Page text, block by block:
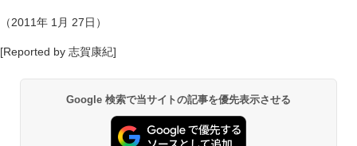
（2011年 1月 27日）
[Reported by 志賀康紀]
Google 検索で当サイトの記事を優先表示させる